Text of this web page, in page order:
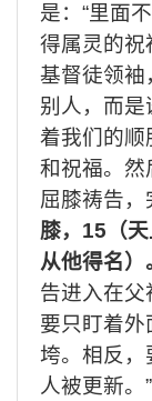
是： “里面
得属灵的祝
基督徒领袖
别人，而
着我们的顺
和祝福。然
屈膝祷告，
膝， 15 （
从他得名）
告进入在父
要只盯着
垮。相反，
人被更新。 ”